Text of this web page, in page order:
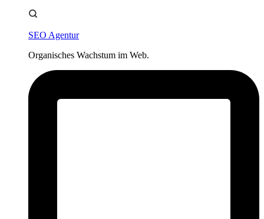
SEO Agentur
Organisches Wachstum im Web.